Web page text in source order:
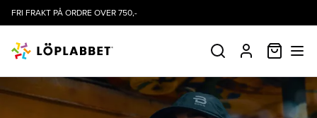
FRI FRAKT PÅ ORDRE OVER 750,-
SØK PROFIL